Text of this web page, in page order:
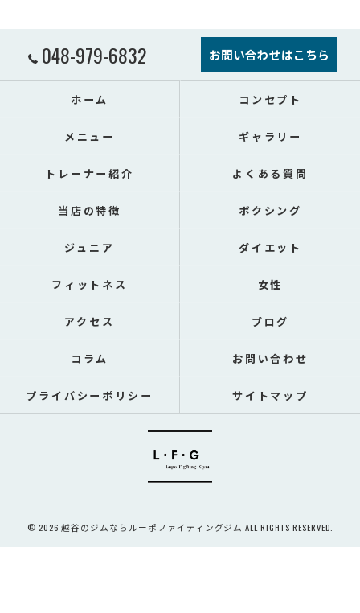
048-979-6832 お問い合わせはこちら
ホーム コンセプト
メニュー ギャラリー
トレーナー紹介 よくある質問
当店の特徴 ボクシング
ジュニア ダイエット
フィットネス 女性
アクセス ブログ
コラム お問い合わせ
プライバシーポリシー サイトマップ
© 2026 越谷のジムならルーポファイティングジム ALL RIGHTS RESERVED.